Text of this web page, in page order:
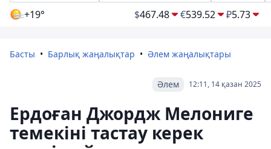
+19° $467.48 €539.52 ₽5.73
Басты Барлық жаңалықтар Әлем жаңалықтары
12:11, 14 қазан 2025
Әлем
Ердоған Джордж Мелониге
темекіні тастау керек